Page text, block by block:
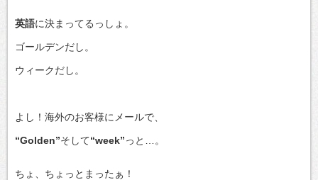
英語に決まってるっしょ。
ゴールデンだし。
ウィークだし。
よし！海外のお客様にメールで、
“Golden”そして“week”っと…。
ちょ、ちょっとまったぁ！